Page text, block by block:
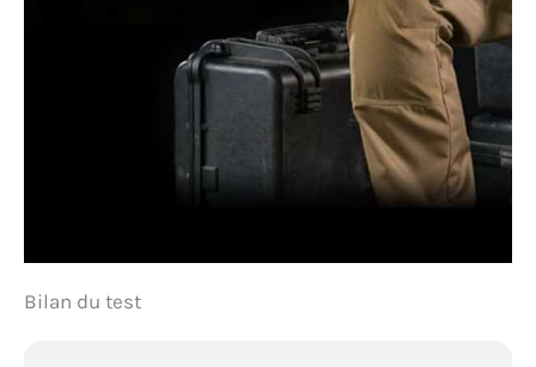
Bilan du test